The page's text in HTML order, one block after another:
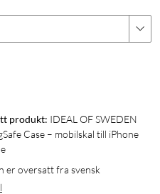
produkt: IDEAL OF SWEDEN
Case – mobilskal till iPhone
er oversatt fra svensk